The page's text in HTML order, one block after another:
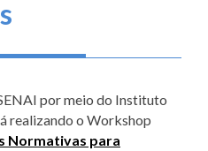
por meio do Instituto
realizando o Workshop
Normativas para